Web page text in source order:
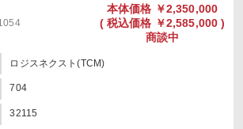
本体価格 ￥2,350,000
( 税込価格 ￥2,585,000 )
商談中
ロジスネクスト(TCM)
704
32115